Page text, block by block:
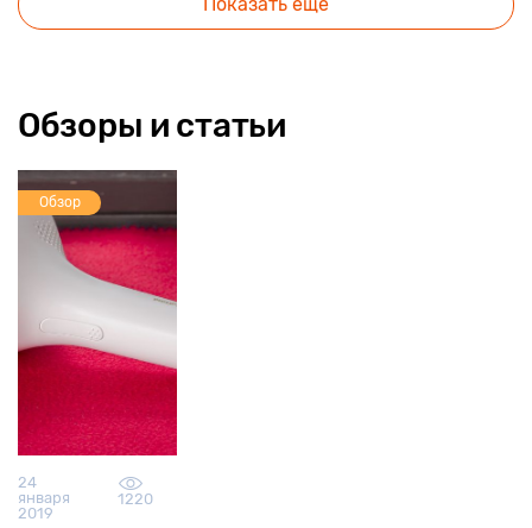
Обзоры и статьи
Обзор
24
января
2019
1220